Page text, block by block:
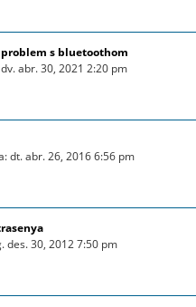
problem s bluetoothom
abr. 30, 2021 2:20 pm
dt. abr. 26, 2016 6:56 pm
des. 30, 2012 7:50 pm